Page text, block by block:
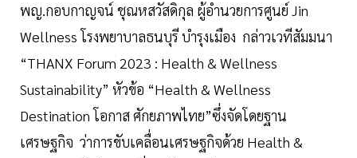
พญ.กอบกาญจน์ ชุณหสวัสดิกุล ผู้อำนวยการศูนย์ Jin
Wellness โรงพยาบาลธนบุรี บำรุงเมือง กล่าวเวทีสัมมนา
“THANX Forum 2023 : Health & Wellness
Sustainability” หัวข้อ “Health & Wellness
Destination โอกาส ศักยภาพไทย”ซึ่งจัดโดยฐาน
เศรษฐกิจ ว่าการขับเคลื่อนเศรษฐกิจด้วย Health &